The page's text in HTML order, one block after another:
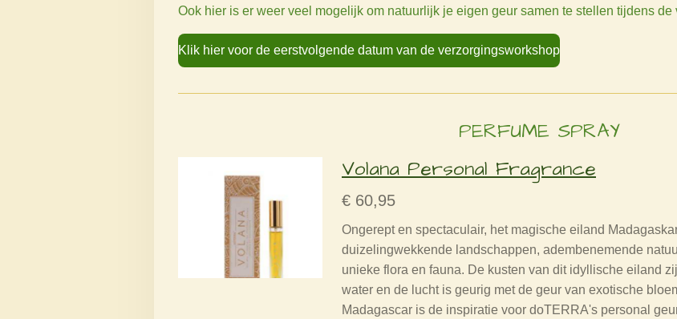
Ook hier is er weer veel mogelijk om natuurlijk je eigen geur samen te stellen tijdens de
Klik hier voor de eerstvolgende datum van de verzorgingsworkshop
PERFUME SPRAY
Volana Personal Fragrance
€ 60,95
Ongerept en spectaculair, het magische eiland
duizelingwekkende landschappen, adembenemende
unieke flora en fauna. De kusten van dit idyllische eiland
water en de lucht is geurig met de geur van exotische
Madagascar is de inspiratie voor doTERRA's personal